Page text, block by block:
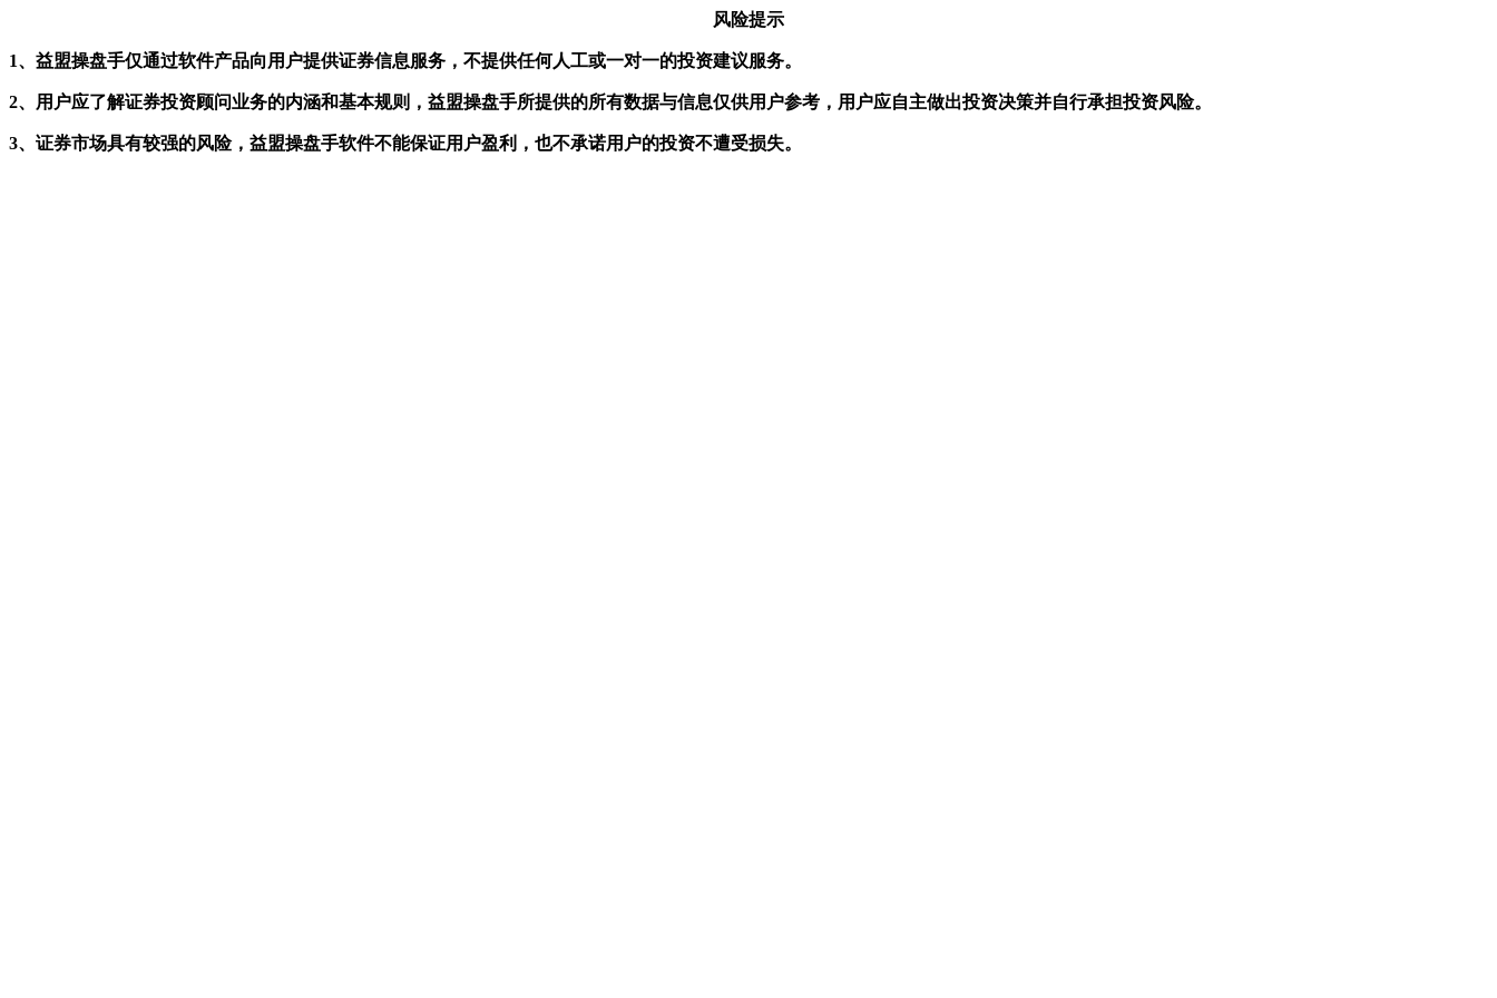
风险提示
1、益盟操盘手仅通过软件产品向用户提供证券信息服务，不提供任何人工或一对一的投资建议服务。
2、用户应了解证券投资顾问业务的内涵和基本规则，益盟操盘手所提供的所有数据与信息仅供用户参考，用户应自主做出投资决策并自行承担投资风险。
3、证券市场具有较强的风险，益盟操盘手软件不能保证用户盈利，也不承诺用户的投资不遭受损失。